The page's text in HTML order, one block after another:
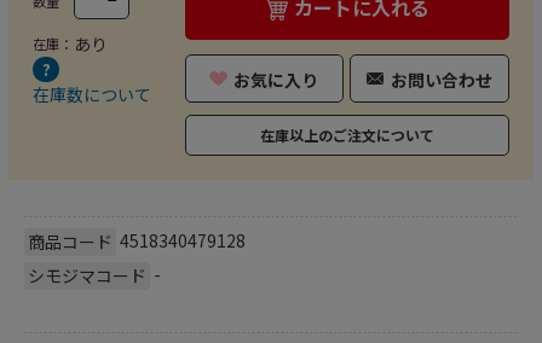
在庫： あり
在庫数について
カートに入れる
お気に入り お問い合わせ
在庫以上のご注文について
商品コード 4518340479128
シモジマコード -